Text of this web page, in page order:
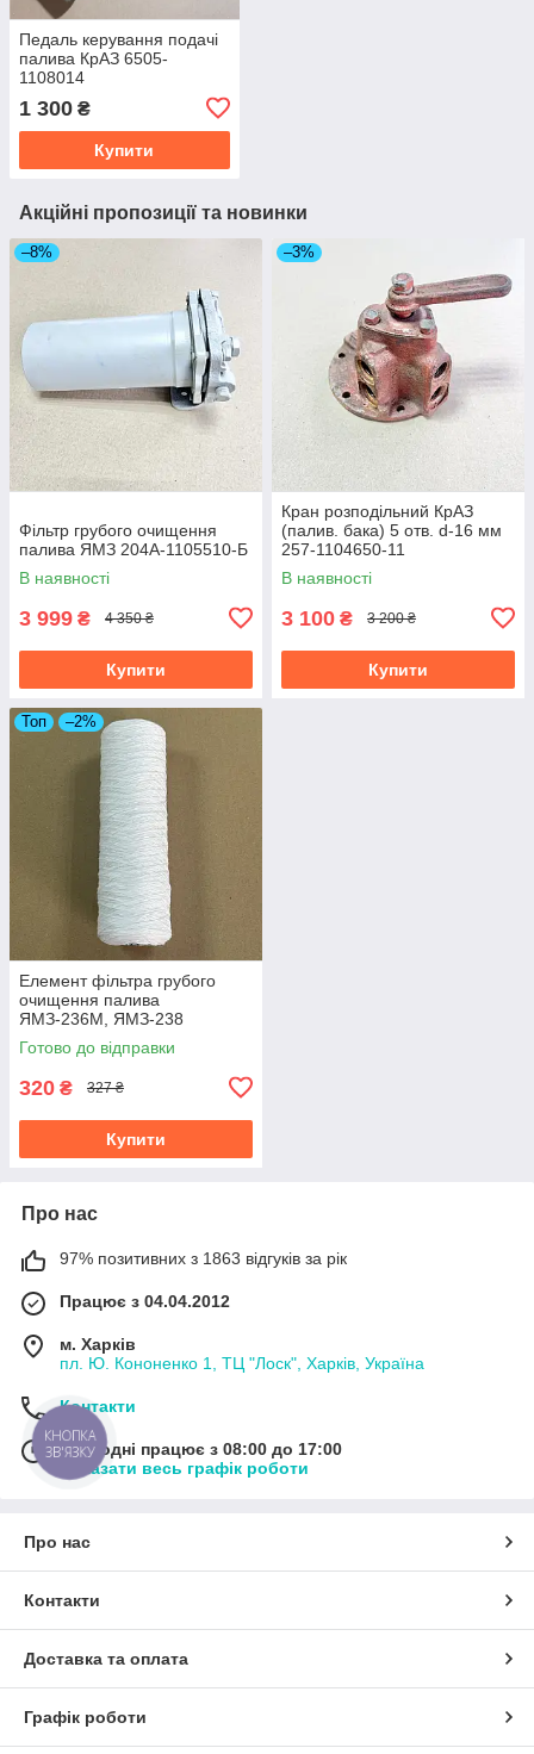
Педаль керування подачі
палива КрАЗ 6505-
1108014
1 300 ₴
Купити
Акційні пропозиції та новинки
–8%
Фільтр грубого очищення
палива ЯМЗ 204А-1105510-Б
В наявності
3 999 ₴ 4 350 ₴
Купити
–3%
Кран розподільний КрАЗ
(палив. бака) 5 отв. d-16 мм
257-1104650-11
В наявності
3 100 ₴ 3 200 ₴
Купити
Топ –2%
Елемент фільтра грубого
очищення палива
ЯМЗ-236М, ЯМЗ-238
(мотузка) 201-1105540
Готово до відправки
320 ₴ 327 ₴
Купити
Про нас
97% позитивних з 1863 відгуків за рік
Працює з 04.04.2012
м. Харків
пл. Ю. Кононенко 1, ТЦ "Лоск", Харків, Україна
Контакти
Сьогодні працює з 08:00 до 17:00
Показати весь графік роботи
Про нас
Контакти
Доставка та оплата
Графік роботи
КНОПКА
ЗВ'ЯЗКУ